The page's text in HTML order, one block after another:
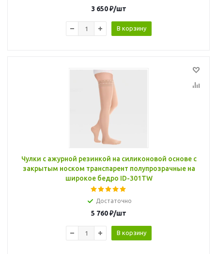
3 650₽/шт
В корзину
Чулки с ажурной резинкой на силиконовой основе с
закрытым носком транспарент полупрозрачные на
широкое бедро ID-301TW
Достаточно
5 760₽/шт
В корзину